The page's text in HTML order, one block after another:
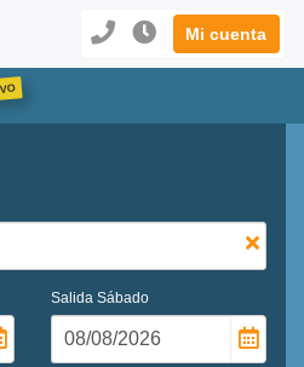
Mi cuenta
Salida Sábado